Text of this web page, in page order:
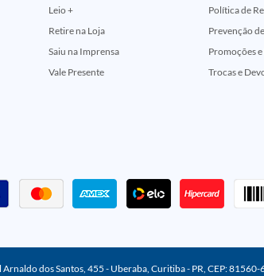
Leio +
Retire na Loja
Saiu na Imprensa
Vale Presente
Política de
Prevenção
Promoções
Trocas e
dos Santos, 455 - Uberaba, Curitiba - PR, CEP: 81560-